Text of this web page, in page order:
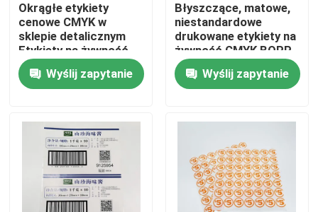
Naklejki na etykiety opakowań
Niestandardowe etykiety detaliczne
Etykiety na butelki z napojami
Wodoodporne etykiety kosmetyczne
Okrągłe etykiety
cenowe CMYK w
sklepie detalicznym
Etykiety na żywność
do druku Pantone
PMS Wyślij zapytanie
Błyszczące, matowe,
niestandardowe
drukowane etykiety na
żywność CMYK BOPP
Etykiety na półki w
sklepach
spożywczych
Wyślij zapytanie